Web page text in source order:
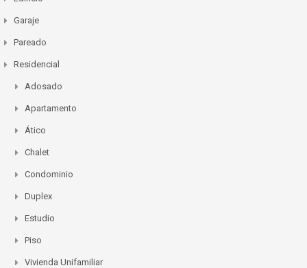
Garaje
Pareado
Residencial
Adosado
Apartamento
Ático
Chalet
Condominio
Duplex
Estudio
Piso
Vivienda Unifamiliar